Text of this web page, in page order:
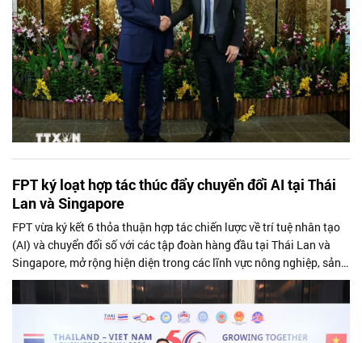
FPT ký loạt hợp tác thúc đẩy chuyển đổi AI tại Thái
Lan và Singapore
FPT vừa ký kết 6 thỏa thuận hợp tác chiến lược về trí tuệ nhân tạo
(AI) và chuyển đổi số với các tập đoàn hàng đầu tại Thái Lan và
Singapore, mở rộng hiện diện trong các lĩnh vực nông nghiệp, sản
xuất, tài chính, năng lượng, logistics và vận tải.